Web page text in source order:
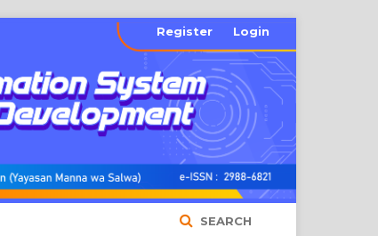
SEARCH
Register Login